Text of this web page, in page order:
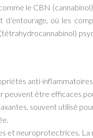
le CBN
où les
anti-
peuvent être efficaces
souvent utilisé
et neuroprotectrices. La